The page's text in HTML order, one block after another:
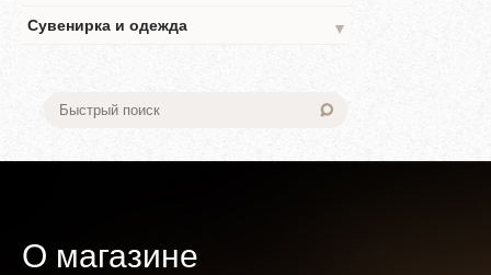
Сувенирка и одежда
▼
О магазине